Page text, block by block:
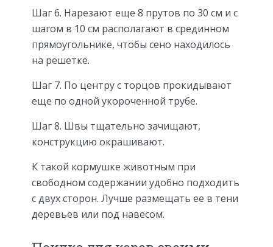
Шаг 6. Нарезают еще 8 прутов по 30 см и с
шагом в 10 см располагают в срединном
прямоугольнике, чтобы сено находилось
на решетке.
Шаг 7. По центру с торцов прокидывают
еще по одной укороченной трубе.
Шаг 8. Швы тщательно зачищают,
конструкцию окрашивают.
К такой кормушке животным при
свободном содержании удобно подходить
с двух сторон. Лучше размещать ее в тени
деревьев или под навесом.